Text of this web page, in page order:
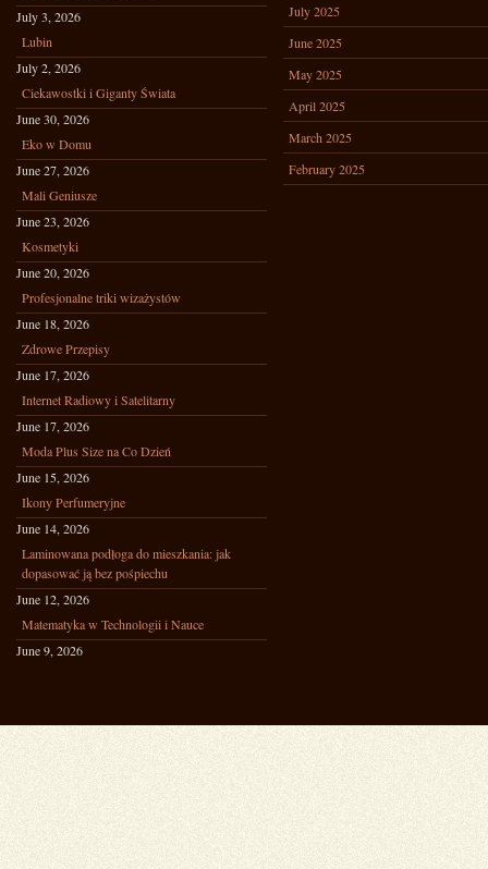
July 3, 2026
Lubin
July 2, 2026
Ciekawostki i Giganty Świata
June 30, 2026
Eko w Domu
June 27, 2026
Mali Geniusze
June 23, 2026
Kosmetyki
June 20, 2026
Profesjonalne triki wizażystów
June 18, 2026
Zdrowe Przepisy
June 17, 2026
Internet Radiowy i Satelitarny
June 17, 2026
Moda Plus Size na Co Dzień
June 15, 2026
Ikony Perfumeryjne
June 14, 2026
Laminowana podłoga do mieszkania: jak
dopasować ją bez pośpiechu
June 12, 2026
Matematyka w Technologii i Nauce
June 9, 2026
July 2025
June 2025
May 2025
April 2025
March 2025
February 2025